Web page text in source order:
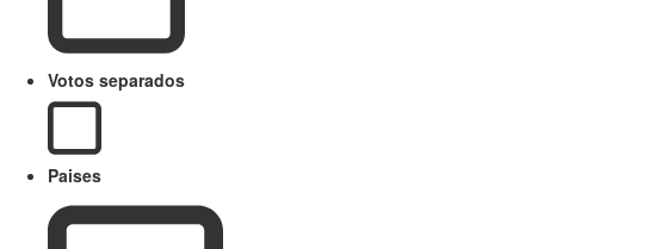
Votos separados
Paises